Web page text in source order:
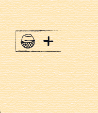
+